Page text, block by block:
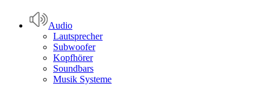
Audio
Lautsprecher
Subwoofer
Kopfhörer
Soundbars
Musik Systeme